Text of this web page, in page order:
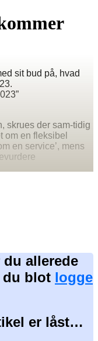
sit bud på, hvad
skrues der sam-tidig
om en fleksibel
en service’, mens
du allerede
du blot logge
er låst…